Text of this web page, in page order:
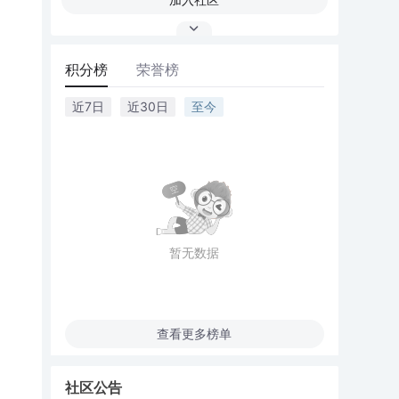
积分榜 荣誉榜
近7日 近30日 至今
暂无数据
查看更多榜单
社区公告